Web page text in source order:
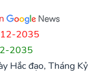
2035
2035
Hắc đạo, Tháng Kỷ